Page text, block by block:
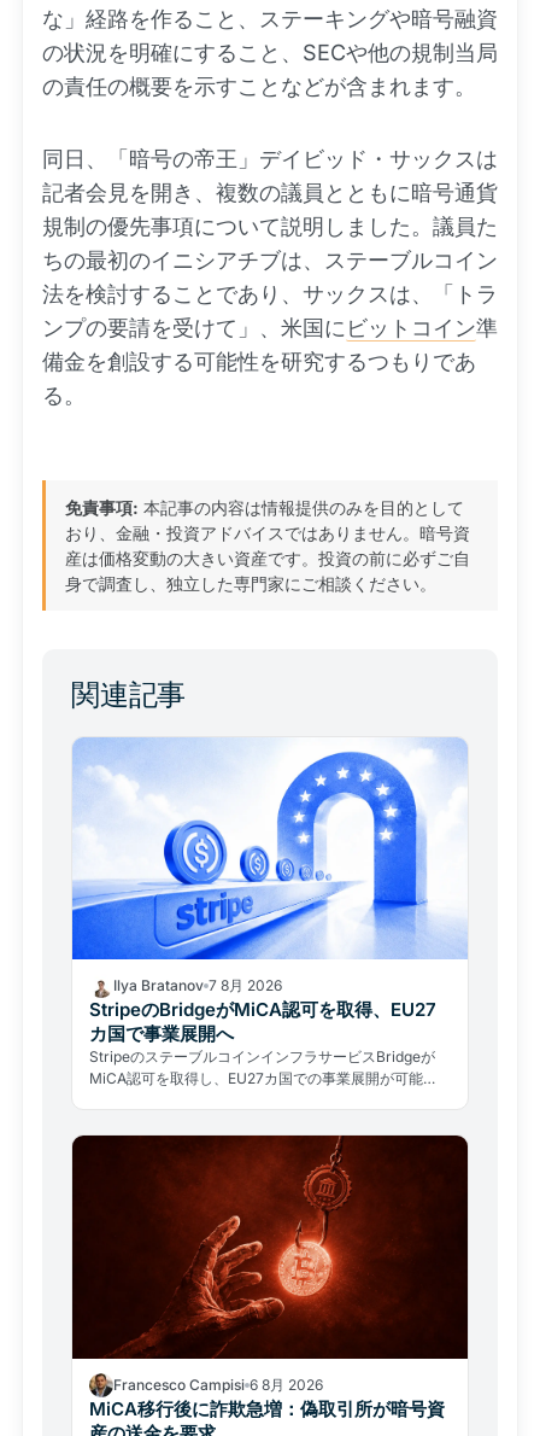
な」経路を作ること、ステーキングや暗号融資
の状況を明確にすること、SECや他の規制当局
の責任の概要を示すことなどが含まれます。
同日、「暗号の帝王」デイビッド・サックスは
記者会見を開き、複数の議員とともに暗号通貨
規制の優先事項について説明しました。議員た
ちの最初のイニシアチブは、ステーブルコイン
法を検討することであり、サックスは、「トラ
ンプの要請を受けて」、米国に ビットコイン準
備金を創設する可能性を研究するつもりであ
る。
免責事項: 本記事の内容は情報提供のみを目的として
おり、金融・投資アドバイスではありません。暗号資
産は価格変動の大きい資産です。投資の前に必ずご自
身で調査し、独立した専門家にご相談ください。
関連記事
Ilya Bratanov 7 8月 2026
StripeのBridgeがMiCA認可を取得、EU27
カ国で事業展開へ
StripeのステーブルコインインフラサービスBridgeが
MiCA認可を取得し、EU27カ国での事業展開が可能
Francesco Campisi 6 8月 2026
MiCA移行後に詐欺急増：偽取引所が暗号資